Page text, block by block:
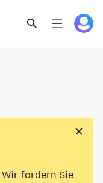
Wir fordern Sie